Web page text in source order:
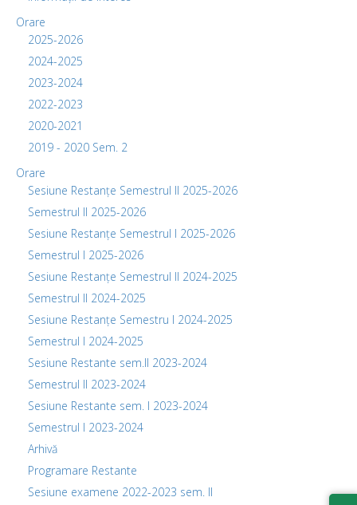
Orare
2025-2026
2024-2025
2023-2024
2022-2023
2020-2021
2019 - 2020 Sem. 2
Orare
Sesiune Restanțe Semestrul II 2025-2026
Semestrul II 2025-2026
Sesiune Restanțe Semestrul I 2025-2026
Semestrul I 2025-2026
Sesiune Restanțe Semestrul II 2024-2025
Semestrul II 2024-2025
Sesiune Restanțe Semestru I 2024-2025
Semestrul I 2024-2025
Sesiune Restante sem.II 2023-2024
Semestrul II 2023-2024
Sesiune Restante sem. I 2023-2024
Semestrul I 2023-2024
Arhivă
Programare Restante
Sesiune examene 2022-2023 sem. II